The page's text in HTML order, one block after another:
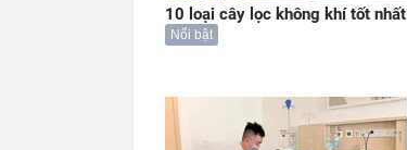
10 loại cây lọc không khí tốt nhất
Nổi bật